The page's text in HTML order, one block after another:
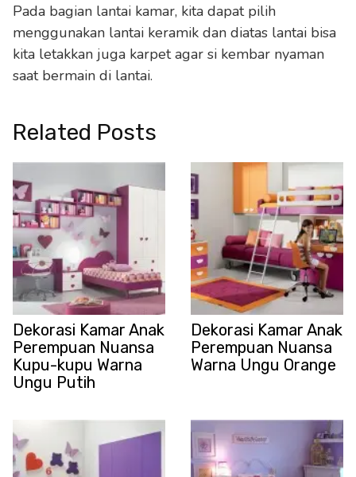
Pada bagian lantai kamar, kita dapat pilih
menggunakan lantai keramik dan diatas lantai bisa
kita letakkan juga karpet agar si kembar nyaman
saat bermain di lantai.
Related Posts
Dekorasi Kamar Anak
Perempuan Nuansa
Kupu-kupu Warna
Ungu Putih
Dekorasi Kamar Anak
Perempuan Nuansa
Warna Ungu Orange